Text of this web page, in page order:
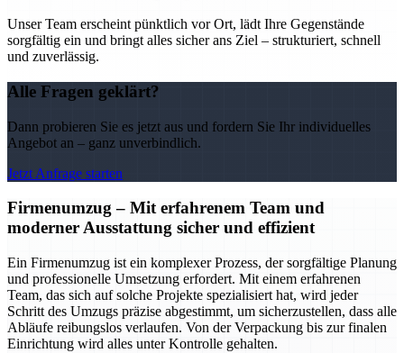
Unser Team erscheint pünktlich vor Ort, lädt Ihre Gegenstände
sorgfältig ein und bringt alles sicher ans Ziel – strukturiert, schnell
und zuverlässig.
Alle Fragen geklärt?
Dann probieren Sie es jetzt aus und fordern Sie Ihr individuelles
Angebot an – ganz unverbindlich.
Jetzt Anfrage starten
Firmenumzug – Mit erfahrenem Team und
moderner Ausstattung sicher und effizient
Ein Firmenumzug ist ein komplexer Prozess, der sorgfältige Planung
und professionelle Umsetzung erfordert. Mit einem erfahrenen
Team, das sich auf solche Projekte spezialisiert hat, wird jeder
Schritt des Umzugs präzise abgestimmt, um sicherzustellen, dass alle
Abläufe reibungslos verlaufen. Von der Verpackung bis zur finalen
Einrichtung wird alles unter Kontrolle gehalten.